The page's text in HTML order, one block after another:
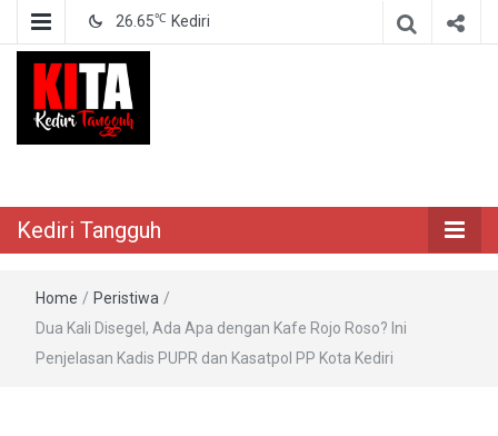
26.65℃ Kediri
Kediri Tangguh
Home / Peristiwa /
Dua Kali Disegel, Ada Apa dengan Kafe Rojo Roso? Ini
Penjelasan Kadis PUPR dan Kasatpol PP Kota Kediri